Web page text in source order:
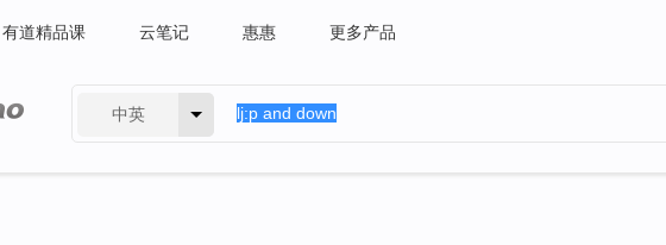
有道精品课 云笔记 惠惠 更多产品
中英